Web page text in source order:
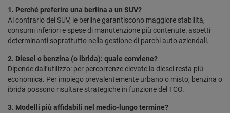
1. Perché preferire una berlina a un SUV?
Al contrario dei SUV, le berline garantiscono maggiore stabilità,
consumi inferiori e spese di manutenzione più contenute: aspetti
determinanti soprattutto nella gestione di parchi auto aziendali.
2. Diesel o benzina (o ibrida): quale conviene?
Dipende dall’utilizzo: per percorrenze elevate la diesel resta più
economica. Per impiego prevalentemente urbano o misto, benzina o
ibrida possono risultare strategiche in funzione del TCO.
3. Modelli più affidabili nel medio-lungo termine?